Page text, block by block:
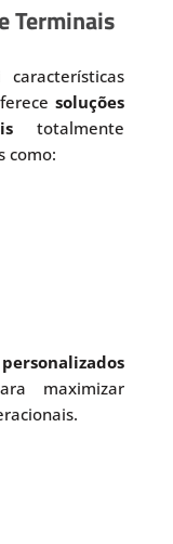
Terminais
soluções
totalmente
como:
maximizar